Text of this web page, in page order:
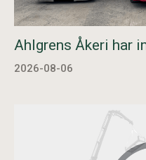
Ahlgrens Åkeri har
2026-08-06